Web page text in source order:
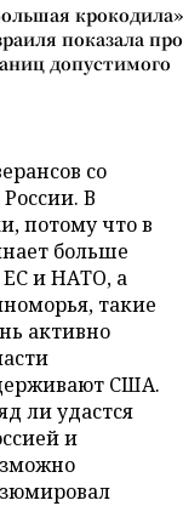
показала
допустимого
со
В
потому что в
больше
ЕС и НАТО, а
такие
активно
США.
ли удастся
и